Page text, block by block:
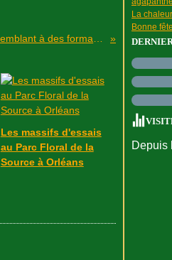
Les massifs d'essais
au Parc Floral de la
Source à Orléans
La
Bonne
Depuis